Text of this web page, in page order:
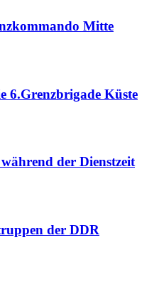
Mitte
6.Grenzbrigade Küste
der Dienstzeit
der DDR